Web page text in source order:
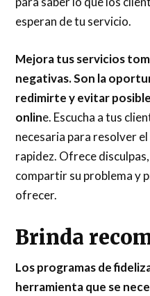
esperan de tu servicio.
Mejora tus servicios
negativas. Son la
redimirte y evitar
online. Escucha a tus
necesaria para resolver
rapidez. Ofrece
compartir su problema y
ofrecer.
Brinda
Los programas de
herramienta que se